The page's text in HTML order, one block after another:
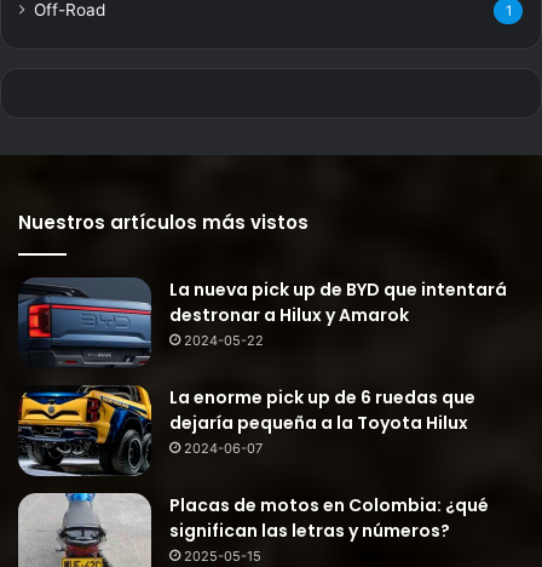
Off-Road 1
Nuestros artículos más vistos
La nueva pick up de BYD que intentará
destronar a Hilux y Amarok
2024-05-22
La enorme pick up de 6 ruedas que
dejaría pequeña a la Toyota Hilux
2024-06-07
Placas de motos en Colombia: ¿qué
significan las letras y números?
2025-05-15